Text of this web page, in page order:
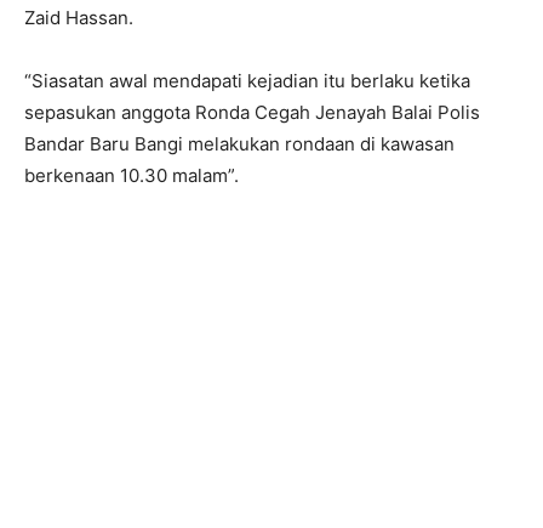
Zaid Hassan.
“Siasatan awal mendapati kejadian itu berlaku ketika
sepasukan anggota Ronda Cegah Jenayah Balai Polis
Bandar Baru Bangi melakukan rondaan di kawasan
berkenaan 10.30 malam”.